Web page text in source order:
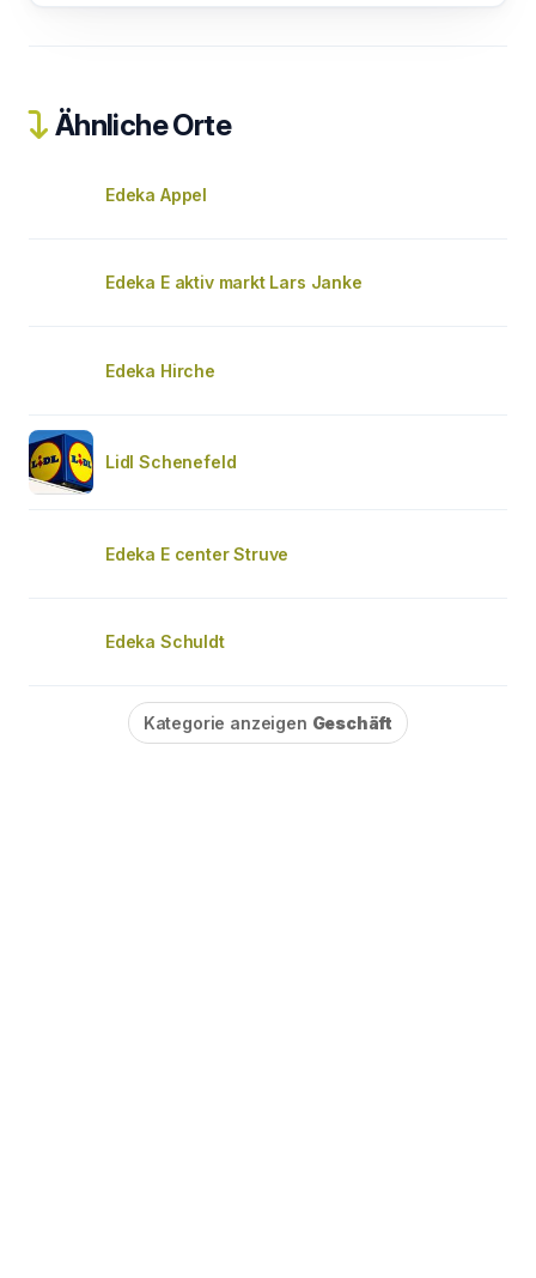
Ähnliche Orte
Edeka Appel
Edeka E aktiv markt Lars Janke
Edeka Hirche
Lidl Schenefeld
Edeka E center Struve
Edeka Schuldt
Kategorie anzeigen Geschäft